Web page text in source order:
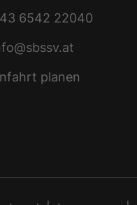
6542 22040
planen